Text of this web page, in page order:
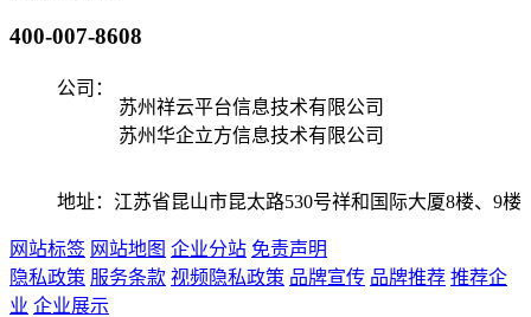
400-007-8608
公司：
苏州祥云平台信息技术有限公司
苏州华企立方信息技术有限公司
地址：江苏省昆山市昆太路530号祥和国际大厦8楼、9楼
网站标签 网站地图 企业分站 免责声明
隐私政策 服务条款 视频隐私政策 品牌宣传 品牌推荐 推荐企
业 企业展示